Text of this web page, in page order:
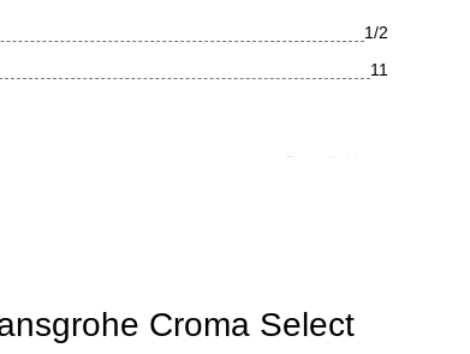
1/2
11
Croma Select